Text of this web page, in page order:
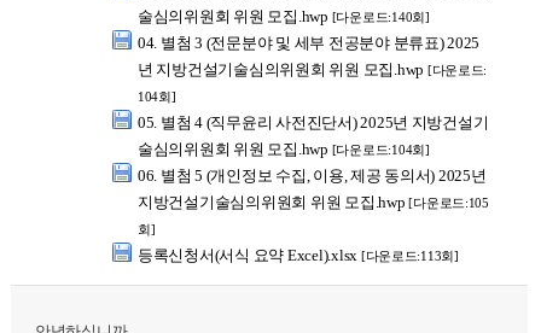
술심의위원회 위원 모집.hwp [다운로드:140회]
04. 별첨 3 (전문분야 및 세부 전공분야 분류표) 2025
년 지방건설기술심의위원회 위원 모집.hwp [다운로드:
104회]
05. 별첨 4 (직무윤리 사전진단서) 2025년 지방건설기
술심의위원회 위원 모집.hwp [다운로드:104회]
06. 별첨 5 (개인정보 수집, 이용, 제공 동의서) 2025년
지방건설기술심의위원회 위원 모집.hwp[다운로드:105
회]
등록신청서(서식 요약 Excel).xlsx [다운로드:113회]